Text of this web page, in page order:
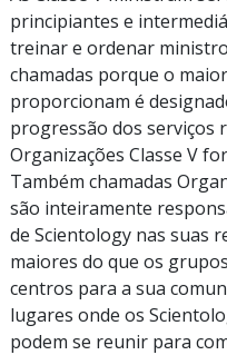
principiantes e
treinar e ordenar
chamadas porque o
proporcionam é
progressão dos serviços
Organizações Classe V
Também chamadas
são inteiramente
de Scientology nas suas
maiores do que os
centros para a sua
lugares onde os
podem se reunir para